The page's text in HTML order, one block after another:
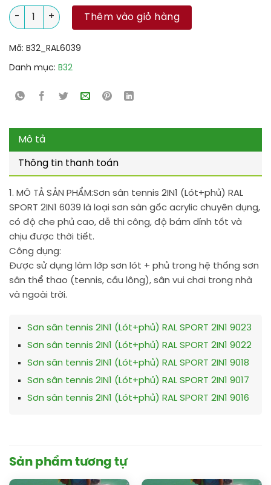
Sơn sân tennis 2IN1 (Lót+phủ) RAL SPORT 2IN1 6039 số lượng
Thêm vào giỏ hàng
Mã: B32_RAL6039
Danh mục: B32
Mô tả
Thông tin thanh toán
1. MÔ TẢ SẢN PHẨM:Sơn sân tennis 2IN1 (Lót+phủ) RAL
SPORT 2IN1 6039 là loại sơn sàn gốc acrylic chuyên dụng,
có độ che phủ cao, dễ thi công, độ bám dính tốt và
chịu được thời tiết.
Công dụng:
Được sử dụng làm lớp sơn lót + phủ trong hệ thống sơn
sân thể thao (tennis, cầu lông), sân vui chơi trong nhà
và ngoài trời.
Sơn sân tennis 2IN1 (Lót+phủ) RAL SPORT 2IN1 9023
Sơn sân tennis 2IN1 (Lót+phủ) RAL SPORT 2IN1 9022
Sơn sân tennis 2IN1 (Lót+phủ) RAL SPORT 2IN1 9018
Sơn sân tennis 2IN1 (Lót+phủ) RAL SPORT 2IN1 9017
Sơn sân tennis 2IN1 (Lót+phủ) RAL SPORT 2IN1 9016
Sản phẩm tương tự